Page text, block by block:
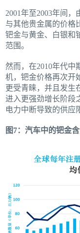
2001年至2003年间
与其他贵金属的价格
钯金与黄金、白银和
范围。
然而，在2010年代中
机，钯金价格再次开
更受青睐，并且发生
进入更强劲增长阶段
电力中断导致的供应
图7：汽车中的钯金